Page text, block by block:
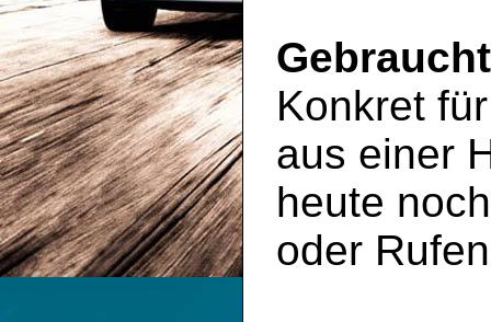
Konkret
aus einer
heute
oder